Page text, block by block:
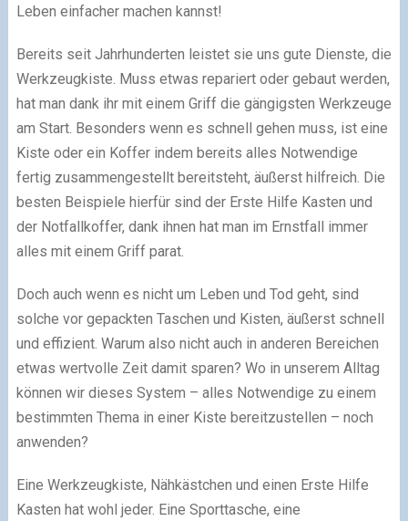
Leben einfacher machen kannst!
Bereits seit Jahrhunderten leistet sie uns gute Dienste, die
Werkzeugkiste. Muss etwas repariert oder gebaut werden,
hat man dank ihr mit einem Griff die gängigsten Werkzeuge
am Start. Besonders wenn es schnell gehen muss, ist eine
Kiste oder ein Koffer indem bereits alles Notwendige
fertig zusammengestellt bereitsteht, äußerst hilfreich. Die
besten Beispiele hierfür sind der Erste Hilfe Kasten und
der Notfallkoffer, dank ihnen hat man im Ernstfall immer
alles mit einem Griff parat.
Doch auch wenn es nicht um Leben und Tod geht, sind
solche vor gepackten Taschen und Kisten, äußerst schnell
und effizient. Warum also nicht auch in anderen Bereichen
etwas wertvolle Zeit damit sparen? Wo in unserem Alltag
können wir dieses System – alles Notwendige zu einem
bestimmten Thema in einer Kiste bereitzustellen – noch
anwenden?
Eine Werkzeugkiste, Nähkästchen und einen Erste Hilfe
Kasten hat wohl jeder. Eine Sporttasche, eine